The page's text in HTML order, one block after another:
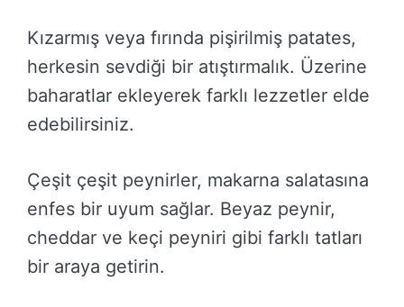
Kızarmış veya fırında pişirilmiş patates,
herkesin sevdiği bir atıştırmalık. Üzerine
baharatlar ekleyerek farklı lezzetler elde
edebilirsiniz.
Çeşit çeşit peynirler, makarna salatasına
enfes bir uyum sağlar. Beyaz peynir,
cheddar ve keçi peyniri gibi farklı tatları
bir araya getirin.